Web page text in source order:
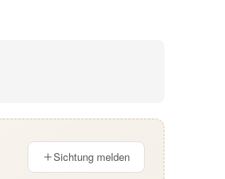
Sichtung melden